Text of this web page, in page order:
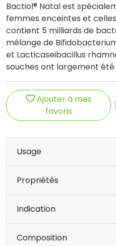
Bactiol® Natal est
femmes enceintes et
contient 5 milliards de
mélange de
et Lacticaseibacillus
souches ont largement été
Ajouter à mes
favoris
Usage
Propriétés
Indication
Composition